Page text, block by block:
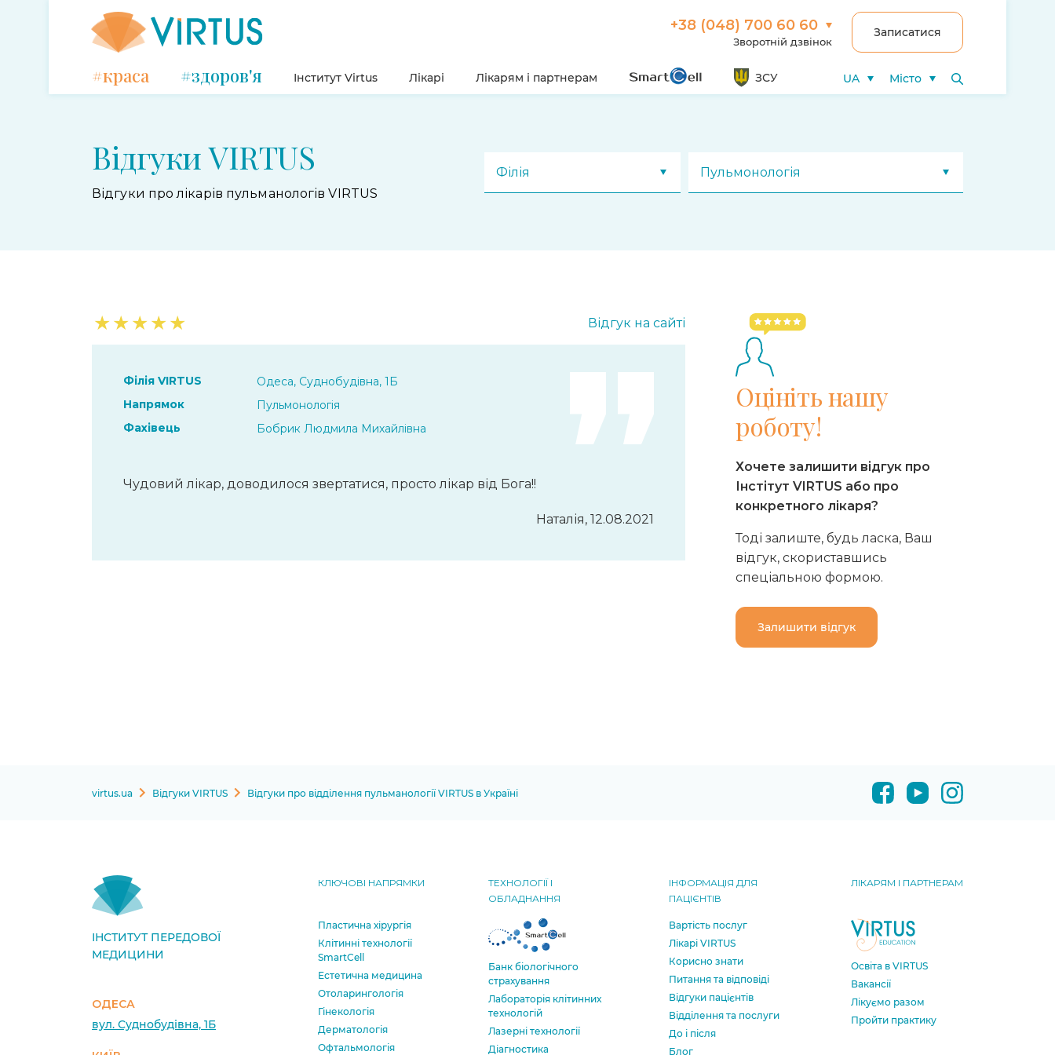
+38 (048) 700 60 60
Зворотній дзвінок
Записатися
#краса #здоров'я Інститут Virtus Лікарі Лікарям і партнерам ЗСУ UA Місто
Відгуки VIRTUS
Відгуки про лікарів пульманологів VIRTUS
Філія Пульмонологія
★★★★★ Відгук на сайті
Філія VIRTUS
Одеса, Суднобудівна, 1Б
Напрямок
Пульмонологія
Фахівець
Бобрик Людмила Михайлівна
Чудовий лікар, доводилося звертатися, просто лікар від Бога!!
Наталія, 12.08.2021
Оцініть нашу
роботу!
Хочете залишити відгук про
Інстітут VIRTUS або про
конкретного лікаря?
Тоді залиште, будь ласка, Ваш
відгук, скориставшись
спеціальною формою.
Залишити відгук
virtus.ua Відгуки VIRTUS Відгуки про відділення пульманології VIRTUS в Україні
ІНСТИТУТ ПЕРЕДОВОЇ
МЕДИЦИНИ
ОДЕСА
вул. Суднобудівна, 1Б
КЛЮЧОВІ НАПРЯМКИ
Пластична хірургія
Клітинні технології
SmartCell
Естетична медицина
Отоларингологія
Гінекологія
Дерматологія
Офтальмологія
ТЕХНОЛОГІЇ І
ОБЛАДНАННЯ
Банк бiологiчного
страхування
Лабораторія клітинних
технологій
Лазерні технології
Діагностика
ІНФОРМАЦІЯ ДЛЯ
ПАЦІЄНТІВ
Вартість послуг
Лікарі VIRTUS
Корисно знати
Питання та відповіді
Відгуки пацієнтів
Відділення та послуги
До і після
Блог
ЛІКАРЯМ І ПАРТНЕРАМ
Освіта в VIRTUS
Вакансії
Лікуємо разом
Пройти практику